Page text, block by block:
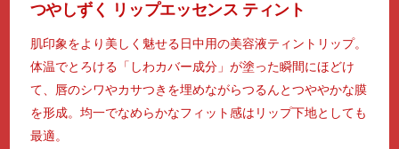
つやしずく リップエッセンス ティント
肌印象をより美しく魅せる日中用の美容液ティントリップ。
体温でとろける「しわカバー成分」が塗った瞬間にほどけ
て、唇のシワやカサつきを埋めながらつるんとつややかな膜
を形成。均一でなめらかなフィット感はリップ下地としても
最適。